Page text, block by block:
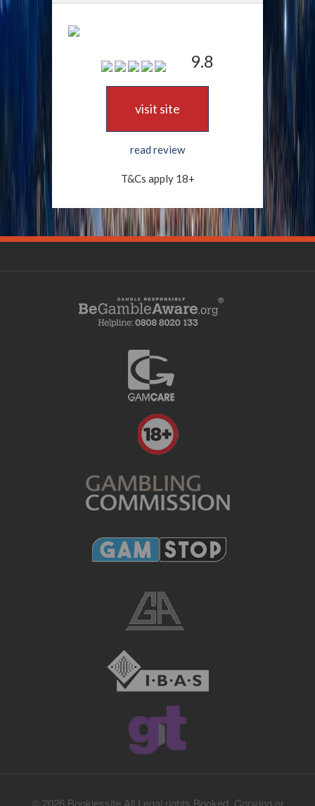
9.8
visit site
read review
T&Cs apply 18+
© 2026 Bookiessite All Legal rights Booked. Copying or